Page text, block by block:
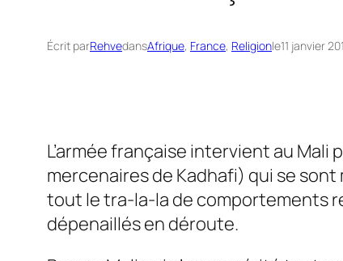
Écrit parRehvedansAfrique, France, Religionle11 janvier
L’armée française intervient au
mercenaires de Kadhafi) qui se
tout le tra-la-la de comportements
dépenaillés en déroute.